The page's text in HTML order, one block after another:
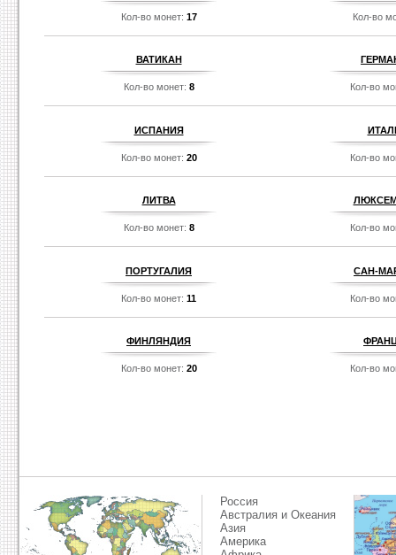
Кол-во монет: 17 Кол-во
ВАТИКАН
Кол-во монет: 8 Кол-во
ИСПАНИЯ
Кол-во монет: 20 Кол-во
ЛИТВА
Кол-во монет: 8 Кол-во
ПОРТУГАЛИЯ
Кол-во монет: 11
САН-
Кол-во
ФИНЛЯНДИЯ
Кол-во монет: 20 Кол-во
Россия
Австралия и Океания
Азия
Америка